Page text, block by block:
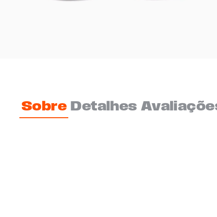
Sobre Detalhes